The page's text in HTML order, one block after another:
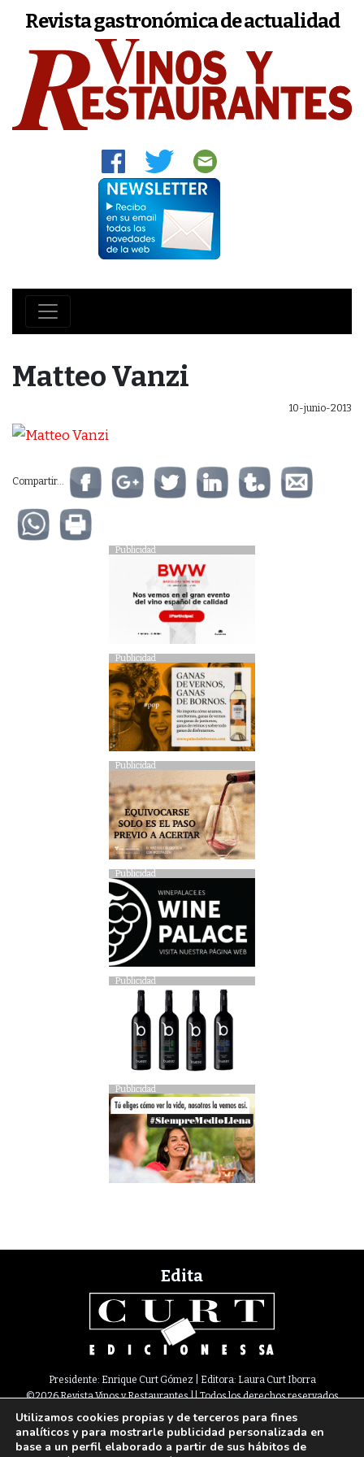
Revista gastronómica de actualidad
Matteo Vanzi
10-junio-2013
Compartir...
Publicidad
Publicidad
Publicidad
Publicidad
Publicidad
Publicidad
Edita
Presidente: Enrique Curt Gómez | Editora: Laura Curt Iborra
©2026 Revista Vinos y Restaurantes || Todos los derechos reservados
Newsletter Nota legal Política de Cookies Suscripción
Contacto
Paseo de Gracia, 63. 1º 2ª. 08008 Barcelona |933 180 101¦ Fax 933 183 505
Utilizamos cookies propias y de terceros para fines
analíticos y para mostrarle publicidad personalizada en
base a un perfil elaborado a partir de sus hábitos de